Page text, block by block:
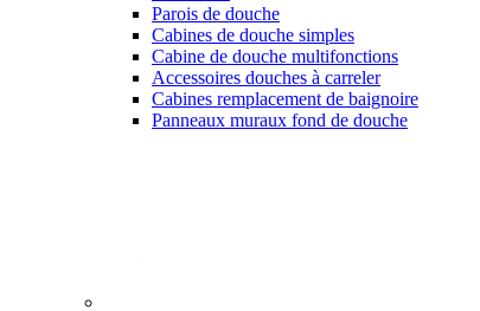
Parois de douche
Cabines de douche simples
Cabine de douche multifonctions
Accessoires douches à carreler
Cabines remplacement de baignoire
Panneaux muraux fond de douche